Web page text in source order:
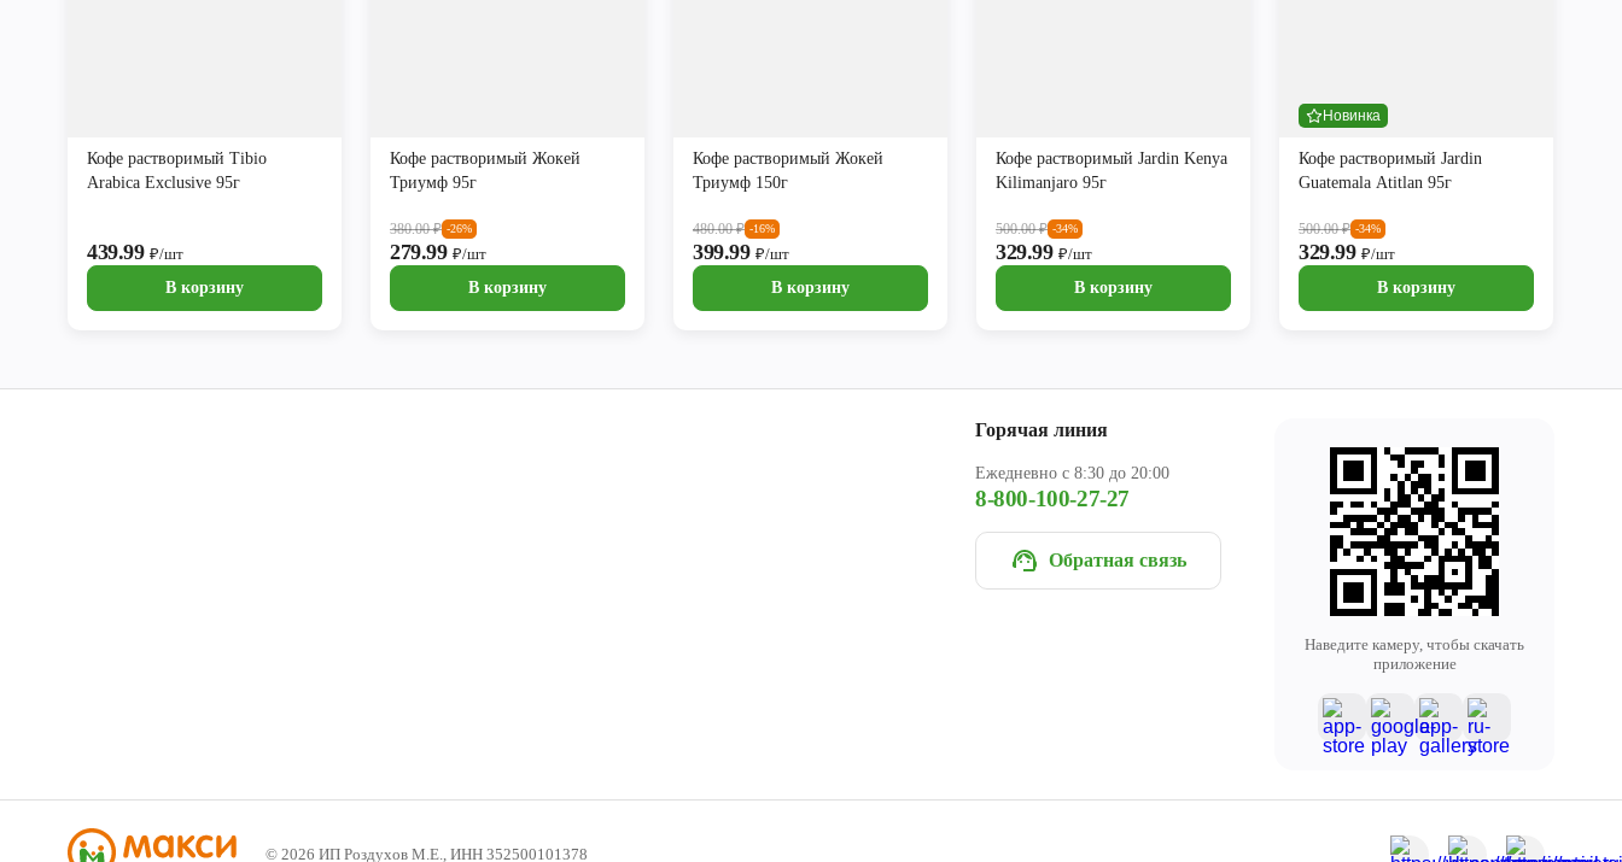
Кофе растворимый Tibio
Arabica Exclusive 95г
439.99₽/шт
В корзину
Кофе растворимый Жокей
Триумф 95г
380.00₽ -26%
279.99₽/шт
В корзину
Кофе растворимый Жокей
Триумф 150г
480.00₽ -16%
399.99₽/шт
В корзину
Кофе растворимый Jardin Kenya
Kilimanjaro 95г
500.00₽ -34%
329.99₽/шт
В корзину
Новинка
Кофе растворимый Jardin
Guatemala Atitlan 95г
500.00₽ -34%
329.99₽/шт
В корзину
Горячая линия
Ежедневно с 8:30 до 20:00
8-800-100-27-27
Обратная связь
Наведите камеру, чтобы скачать
приложение
© 2026 ИП Роздухов М.Е., ИНН 352500101378